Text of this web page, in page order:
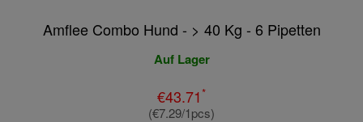
Amflee Combo Hund - > 40 Kg - 6 Pipetten
Auf Lager
€43.71*
(€7.29/1pcs)